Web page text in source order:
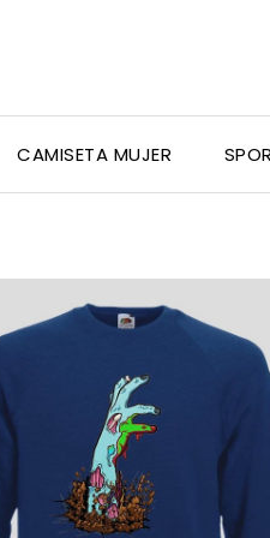
CAMISETA MUJER